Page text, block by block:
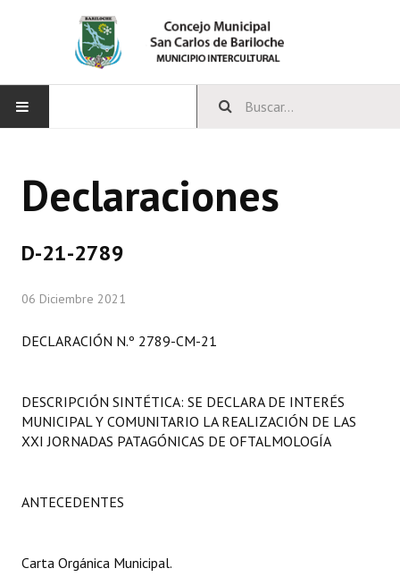
CONCEJO
Comisiones Especiales
Programas
Constitución Nacional
Carta Orgánica 2007
Declaraciones
D-21-2789
06 Diciembre 2021
DECLARACIÓN N.º 2789-CM-21
DESCRIPCIÓN SINTÉTICA: SE DECLARA DE INTERÉS
MUNICIPAL Y COMUNITARIO LA REALIZACIÓN DE LAS
XXI JORNADAS PATAGÓNICAS DE OFTALMOLOGÍA
ANTECEDENTES
Carta Orgánica Municipal.